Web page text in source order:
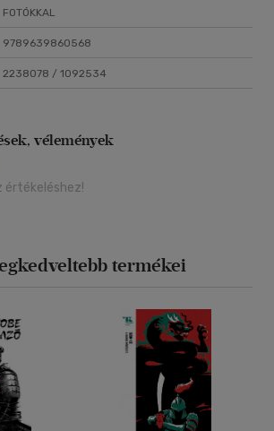
FOTÓKKAL
9789639860568
2238078 / 1092534
vélemények
értékeléshez!
termékei